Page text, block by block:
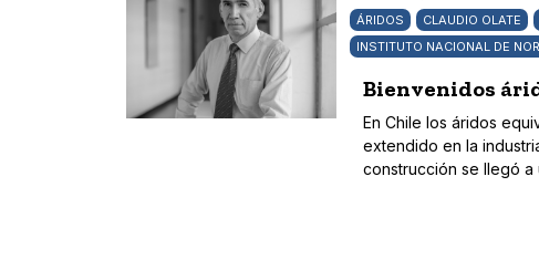
ÁRIDOS
CLAUDIO OLATE
INSTITUTO NACIONAL DE
Bienvenidos
En Chile los áridos
extendido en la
construcción se llegó a